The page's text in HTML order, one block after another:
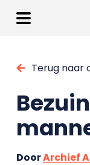
Terug naar
DoorArchief